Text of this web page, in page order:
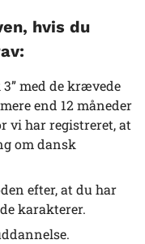
hvis du
med de krævede
end 12 måneder
vi har registreret, at
om dansk
efter, at du har
karakterer.